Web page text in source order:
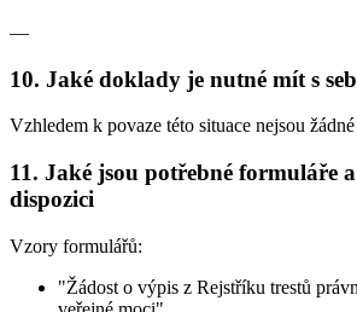
—
10. Jaké doklady je nutné mít s
Vzhledem k povaze této situace nejsou
11. Jaké jsou potřebné formuláře
dispozici
Vzory formulářů:
"Žádost o výpis z Rejstříku trestů